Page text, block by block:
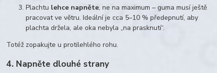
Plachtu lehce napněte, ne na maximum – guma musí ještě
pracovat ve větru. Ideální je cca 5–10 % předepnutí, aby
plachta držela, ale oka nebyla „na prasknutí“.
Totéž zopakujte u protilehlého rohu.
4. Napněte dlouhé strany